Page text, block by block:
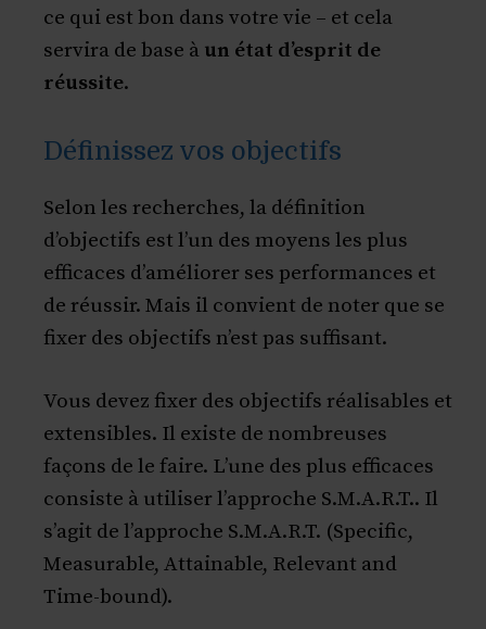
ce qui est bon dans votre vie – et cela
servira de base à un état d’esprit de
réussite.
Définissez vos objectifs
Selon les recherches, la définition
d’objectifs est l’un des moyens les plus
efficaces d’améliorer ses performances et
de réussir. Mais il convient de noter que se
fixer des objectifs n’est pas suffisant.
Vous devez fixer des objectifs réalisables et
extensibles. Il existe de nombreuses
façons de le faire. L’une des plus efficaces
consiste à utiliser l’approche S.M.A.R.T.. Il
s’agit de l’approche S.M.A.R.T. (Specific,
Measurable, Attainable, Relevant and
Time-bound).